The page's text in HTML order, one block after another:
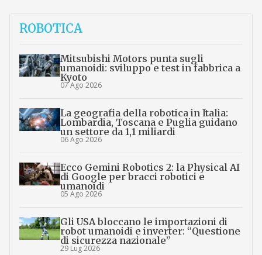
ROBOTICA
Mitsubishi Motors punta sugli
umanoidi: sviluppo e test in fabbrica a
Kyoto
07 Ago 2026
La geografia della robotica in Italia:
Lombardia, Toscana e Puglia guidano
un settore da 1,1 miliardi
06 Ago 2026
Ecco Gemini Robotics 2: la Physical AI
di Google per bracci robotici e
umanoidi
05 Ago 2026
Gli USA bloccano le importazioni di
robot umanoidi e inverter: “Questione
di sicurezza nazionale”
29 Lug 2026